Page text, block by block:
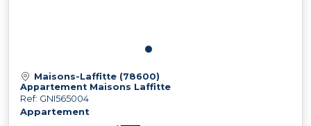
Maisons-Laffitte (78600)
Appartement Maisons Laffitte
Ref: GNI565004
Appartement